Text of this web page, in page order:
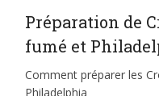
Préparation de
fumé et
Comment préparer les
Philadelphia